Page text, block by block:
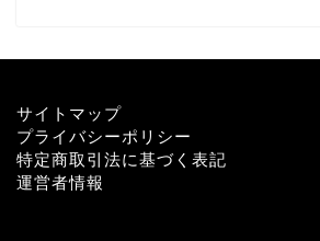
サイトマップ
プライバシーポリシー
特定商取引法に基づく表記
運営者情報